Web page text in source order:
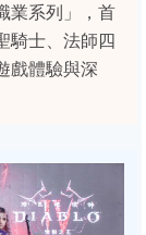
業系列」，首
騎士、法師四
戲體驗與深